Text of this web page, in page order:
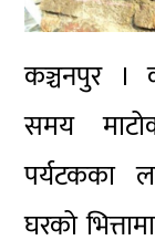
कञ्चनपुर ।
समय
पर्यटकका
घरको